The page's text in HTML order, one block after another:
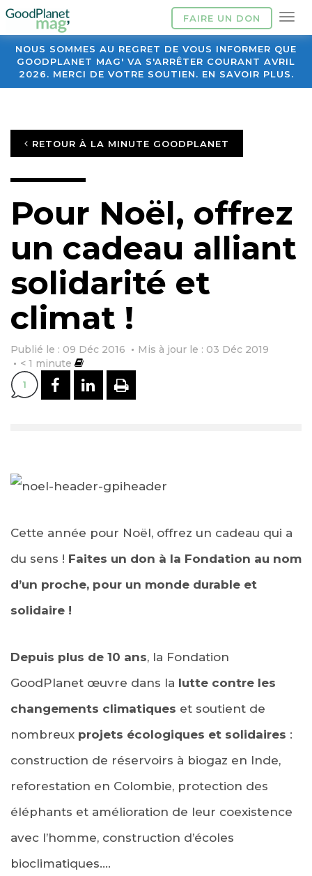
FAIRE UN DON
NOUS SOMMES AU REGRET DE VOUS INFORMER QUE
GOODPLANET MAG' VA S'ARRÊTER COURANT AVRIL
2026. MERCI DE VOTRE SOUTIEN. EN SAVOIR PLUS.
RETOUR À LA MINUTE GOODPLANET
Pour Noël, offrez
un cadeau alliant
solidarité et
climat !
Publié le : 09 Déc 2016
Mis à jour le : 03 Déc 2019
< 1 minute
1 PARTAGER SUR FACEBOOK
PARTAGER SUR
IMPRIMER
Cette année pour Noël, offrez un cadeau qui a
du sens ! Faites un don à la Fondation au nom
d’un proche, pour un monde durable et
solidaire !
Depuis plus de 10 ans, la Fondation
GoodPlanet œuvre dans la lutte contre les
changements climatiques et soutient de
nombreux projets écologiques et solidaires :
construction de réservoirs à biogaz en Inde,
reforestation en Colombie, protection des
éléphants et amélioration de leur coexistence
avec l’homme, construction d’écoles
bioclimatiques….